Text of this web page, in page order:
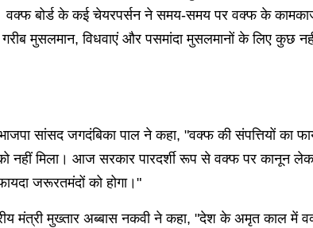
बोर्ड के कई चेयरपर्सन ने समय-समय पर वक्फ के
मुसलमान, विधवाएं और पसमांदा मुसलमानों के लिए
सांसद जगदंबिका पाल ने कहा, "वक्फ की संपत्तियों का
नहीं मिला। आज सरकार पारदर्शी रूप से वक्फ पर कानून
जरूरतमंदों को होगा।"
मंत्री मुख्तार अब्बास नकवी ने कहा, "देश के अमृत काल